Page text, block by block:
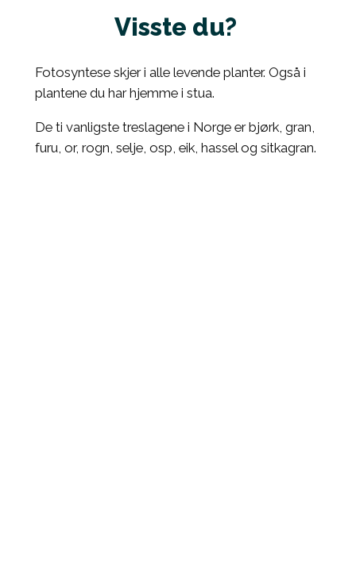
Visste du?
Fotosyntese skjer i alle levende planter. Også i
plantene du har hjemme i stua.
De ti vanligste treslagene i Norge er bjørk, gran,
furu, or, rogn, selje, osp, eik, hassel og sitkagran.